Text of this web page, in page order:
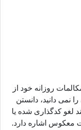
روزانه خود از
نمی دانید، دانستن
کدگذاری شده یا
معکوس اشاره دارد.